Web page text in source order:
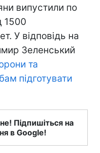
випустили по
1500
У відповідь на
Зеленський
та
підготувати
Підпишіться на
в Google!